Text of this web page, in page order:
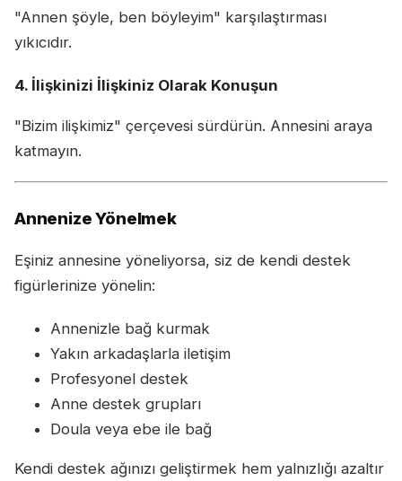
"Annen şöyle, ben böyleyim" karşılaştırması
yıkıcıdır.
4. İlişkinizi İlişkiniz Olarak Konuşun
"Bizim ilişkimiz" çerçevesi sürdürün. Annesini araya
katmayın.
Annenize Yönelmek
Eşiniz annesine yöneliyorsa, siz de kendi destek
figürlerinize yönelin:
Annenizle bağ kurmak
Yakın arkadaşlarla iletişim
Profesyonel destek
Anne destek grupları
Doula veya ebe ile bağ
Kendi destek ağınızı geliştirmek hem yalnızlığı azaltır